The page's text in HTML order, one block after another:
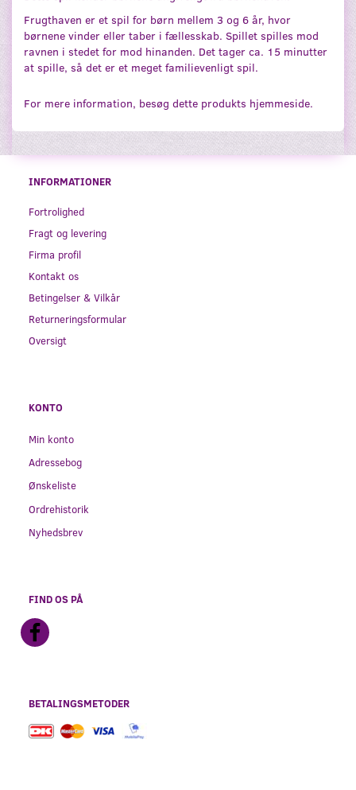
Frugthaven er et spil for børn mellem 3 og 6 år, hvor
børnene vinder eller taber i fællesskab. Spillet spilles mod
ravnen i stedet for mod hinanden. Det tager ca. 15 minutter
at spille, så det er et meget familievenligt spil.
For mere information, besøg dette produkts hjemmeside.
INFORMATIONER
Fortrolighed
Fragt og levering
Firma profil
Kontakt os
Betingelser & Vilkår
Returneringsformular
Oversigt
KONTO
Min konto
Adressebog
Ønskeliste
Ordrehistorik
Nyhedsbrev
FIND OS PÅ
BETALINGSMETODER